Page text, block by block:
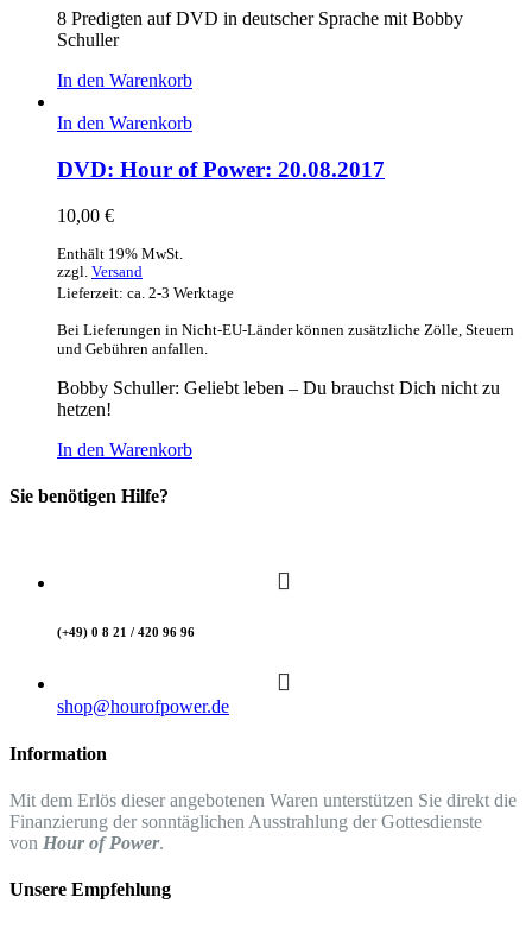
8 Predigten auf DVD in deutscher Sprache mit Bobby
Schuller
In den Warenkorb
In den Warenkorb
DVD: Hour of Power: 20.08.2017
10,00 €
Enthält 19% MwSt.
zzgl. Versand
Lieferzeit: ca. 2-3 Werktage
Bei Lieferungen in Nicht-EU-Länder können zusätzliche Zölle, Steuern
und Gebühren anfallen.
Bobby Schuller: Geliebt leben – Du brauchst Dich nicht zu
hetzen!
In den Warenkorb
Sie benötigen Hilfe?
(+49) 0 8 21 / 420 96 96
shop@hourofpower.de
Information
Mit dem Erlös dieser angebotenen Waren unterstützen Sie direkt die
Finanzierung der sonntäglichen Ausstrahlung der Gottesdienste
von Hour of Power.
Unsere Empfehlung